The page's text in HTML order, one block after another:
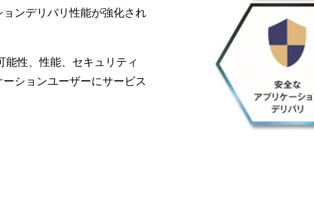
ンデリバリ性能が強化され
能性、性能、セキュリティ
ションユーザーにサービス